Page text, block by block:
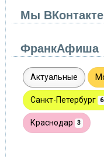
Мы ВКонтакте
ФранкАфиша